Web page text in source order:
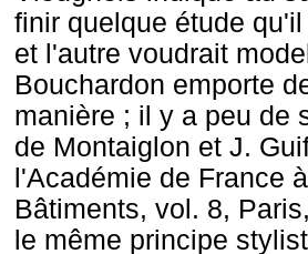
finir quelque étude
et l'autre voudrait
Bouchardon emporte
manière ; il y a peu de
de Montaiglon et J.
l'Académie de France
Bâtiments, vol. 8,
le même principe